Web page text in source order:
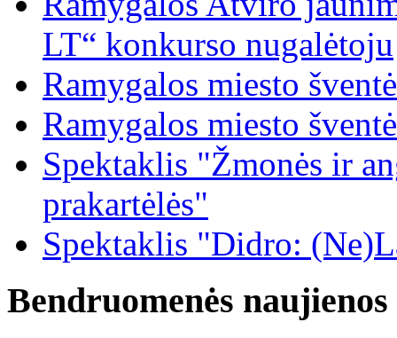
LT“ konkurso nugalėtoju
Ramygalos miesto šventė
Ramygalos miesto šventė
Spektaklis "Žmonės ir
prakartėlės"
Spektaklis "Didro:
Bendruomenės naujienos